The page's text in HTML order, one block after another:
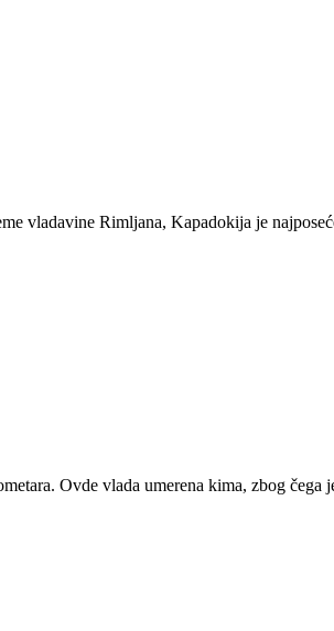
vladavine Rimljana, Kapadokija je
Ovde vlada umerena kima, zbog čega